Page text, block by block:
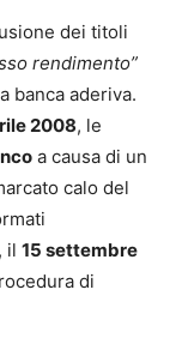
dei titoli
rendimento”
banca aderiva.
2008, le
a causa di un
calo del
il 15 settembre
di